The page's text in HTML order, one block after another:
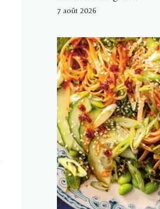
7 août 2026